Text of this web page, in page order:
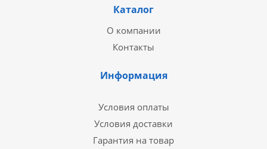
Каталог
О компании
Контакты
Информация
Условия оплаты
Условия доставки
Гарантия на товар